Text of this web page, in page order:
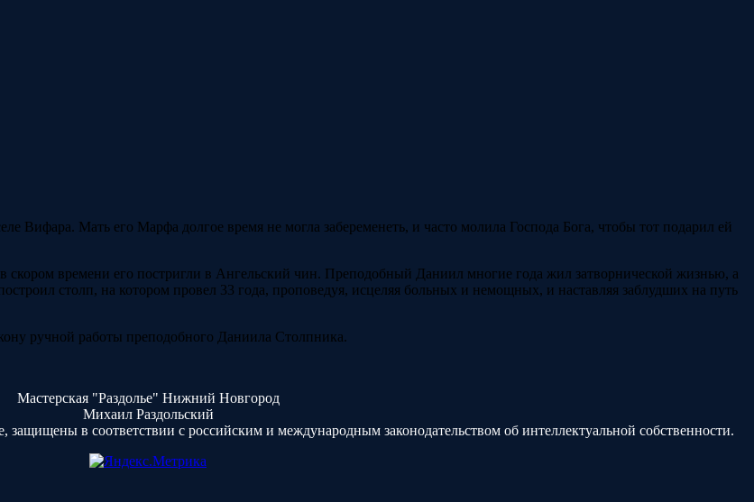
Мать его Марфа долгое время не могла забеременеть, и часто молила Господа Бога, чтобы тот подарил ей
времени его постригли в Ангельский чин. Преподобный Даниил многие года жил затворнической жизнью, а
столп, на котором провел 33 года, проповедуя, исцеляя больных и немощных, и наставляя заблудших на путь
ручной работы преподобного Даниила Столпника.
Мастерская "Раздолье" Нижний Новгород
Михаил Раздольский
в соответствии с российским и международным законодательством об интеллектуальной собственности.